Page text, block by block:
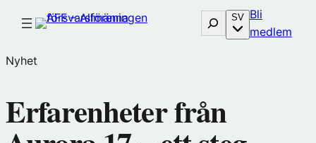
Sök SV Bli
medlem
Nyhet
Erfarenheter från